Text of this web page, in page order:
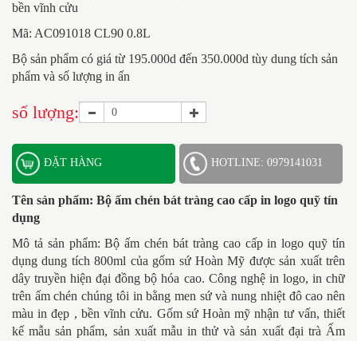
bền vĩnh cửu
Mã: AC091018 CL90 0.8L
Bộ sản phẩm có giá từ 195.000d đến 350.000d tùy dung tích sản
phẩm và số lượng in ấn
số lượng:
ĐẶT HÀNG HOTLINE: 0979141031
Tên sản phẩm: Bộ ấm chén bát tràng cao cấp in logo quỹ tín
dụng
Mô tả sản phẩm: Bộ ấm chén bát tràng cao cấp in logo quỹ tín
dụng dung tích 800ml của gốm sứ Hoàn Mỹ được sản xuất trên
dây truyền hiện đại đồng bộ hóa cao. Công nghệ in logo, in chữ
trên ấm chén chúng tôi in bằng men sứ và nung nhiệt đô cao nên
màu in đẹp , bền vĩnh cửu. Gốm sứ Hoàn mỹ nhận tư vấn, thiết
kế mẫu sản phẩm, sản xuất mẫu in thử và sản xuất đại trà Ấm